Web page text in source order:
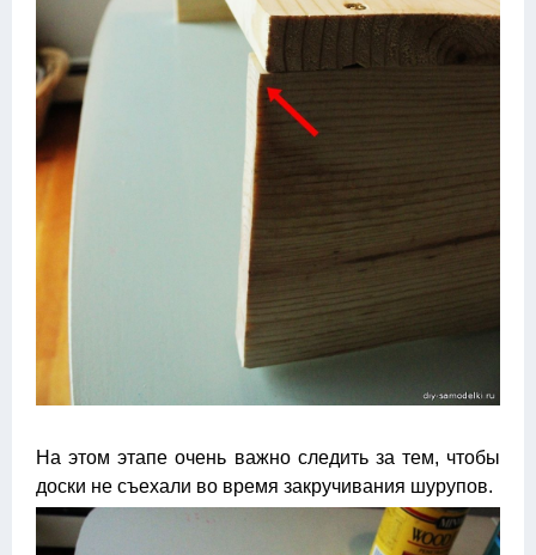
На этом этапе очень важно следить за тем, чтобы
доски не съехали во время закручивания шурупов.